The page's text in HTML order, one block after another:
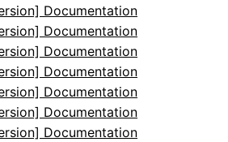
Documentation
Documentation
Documentation
Documentation
Documentation
Documentation
Documentation